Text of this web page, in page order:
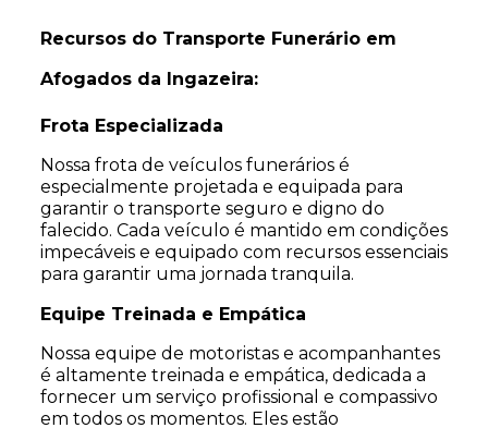
Recursos do Transporte Funerário em
Afogados da Ingazeira:
Frota Especializada
Nossa frota de veículos funerários é
especialmente projetada e equipada para
garantir o transporte seguro e digno do
falecido. Cada veículo é mantido em condições
impecáveis e equipado com recursos essenciais
para garantir uma jornada tranquila.
Equipe Treinada e Empática
Nossa equipe de motoristas e acompanhantes
é altamente treinada e empática, dedicada a
fornecer um serviço profissional e compassivo
em todos os momentos. Eles estão